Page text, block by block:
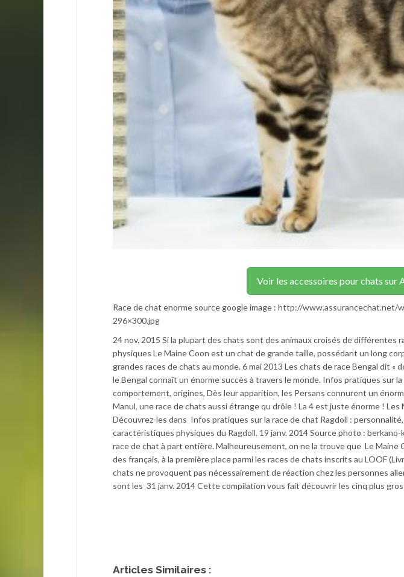
Voir les accessoires pour chats sur
Race de chat enorme source google image : http://
296×300.jpg
24 nov. 2015 Si la plupart des chats sont des animaux croisés de différentes
physiques Le Maine Coon est un chat de grande taille, possédant un long
grandes races de chats au monde. 6 mai 2013 Les chats de race Bengal dit «
le Bengal connaît un énorme succès à travers le monde. Infos pratiques sur
comportement, origines, Dès leur apparition, les Persans connurent un
Manul, une race de chats aussi étrange qu drôle ! La 4 est juste énorme ! Les
Découvrez-les dans Infos pratiques sur la race de chat Ragdoll :
caractéristiques physiques du Ragdoll. 19 janv. 2014 Source photo :
race de chat à part entière. Malheureusement, on ne la trouve que Le
des français, à la première place parmi les races de chats inscrits au LOOF
chats ne provoquent pas nécessairement de réaction chez les personnes
sont les 31 janv. 2014 Cette compilation vous fait découvrir les cinq plus
Articles Similaires :